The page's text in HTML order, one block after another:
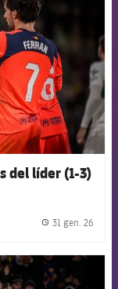
del líder (1-3)
31 gen. 26
badge